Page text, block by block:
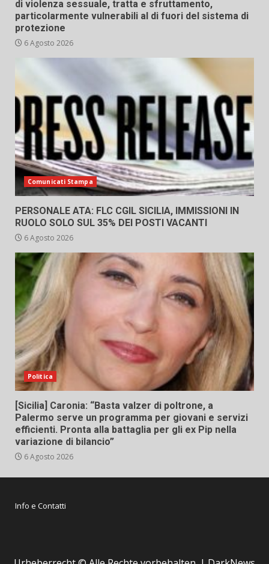
di violenza sessuale, tratta e sfruttamento,
particolarmente vulnerabili al di fuori del sistema di
protezione
6 Agosto 2026
Comunicati Stampa
PERSONALE ATA: FLC CGIL SICILIA, IMMISSIONI IN
RUOLO SOLO SUL 35% DEI POSTI VACANTI
6 Agosto 2026
Politica
[Sicilia] Caronia: “Basta valzer di poltrone, a
Palermo serve un programma per giovani e servizi
efficienti. Pronta alla battaglia per gli ex Pip nella
variazione di bilancio”
6 Agosto 2026
Info e Contatti